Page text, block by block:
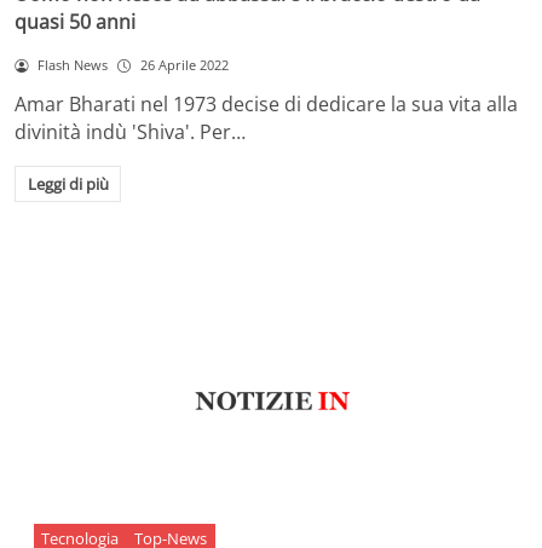
quasi 50 anni
Flash News 26 Aprile 2022
Amar Bharati nel 1973 decise di dedicare la sua vita alla
divinità indù 'Shiva'. Per…
Leggi di più
Tecnologia Top-News